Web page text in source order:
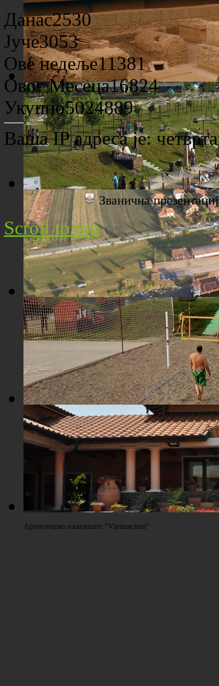
Археолошко налазиште "Viminacium"
Плажа "Топољар" - Поглед са торња
Плажа "Топољар" - Поглед из ваздуха
Плажа "Топољар" - Терени на песку
Археолошко назалиште "Viminacium"
Данас2530
Јуче3053
Ове недеље11381
Овог Месеца16824
Укупно5024889
Ваша IP адреса је:
Званична
Scroll to top